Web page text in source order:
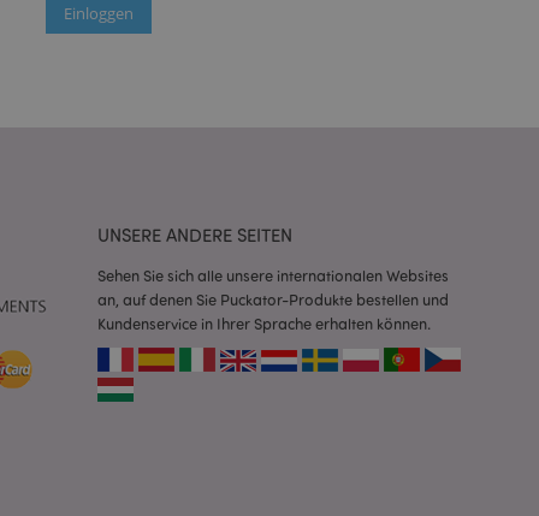
Einloggen
UNSERE ANDERE SEITEN
Sehen Sie sich alle unsere internationalen Websites
an, auf denen Sie Puckator-Produkte bestellen und
Kundenservice in Ihrer Sprache erhalten können.
das
Suche
page changes